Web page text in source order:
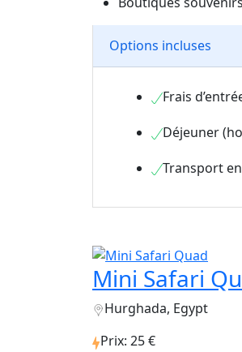
Options incluses
Frais
Déjeuner
Transport
Mini Safari
Hurghada, Egypt
Prix: 25 €